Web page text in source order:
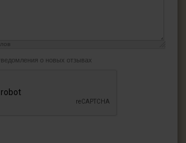
о новых отзывах